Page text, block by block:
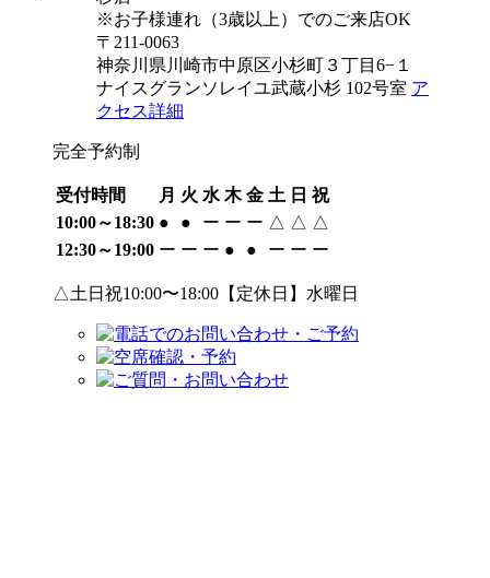
※お子様連れ（3歳以上）でのご来店OK
〒211-0063
神奈川県川崎市中原区小杉町３丁目6−１
ナイスグランソレイユ武蔵小杉 102号室 ア
クセス詳細
完全予約制
受付時間 月 火 水 木 金 土 日 祝
10:00～18:30 ● ● ー ー ー △ △ △
12:30～19:00 ー ー ー ● ● ー ー ー
△土日祝10:00〜18:00【定休日】水曜日